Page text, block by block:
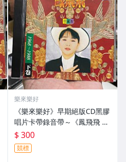
樂來樂好
《樂來樂好》早期絕版CD黑膠
唱片卡帶錄音帶～《鳳飛飛 珍
藏版 下卷》早期台灣版CD～
片優～
$ 300
競標